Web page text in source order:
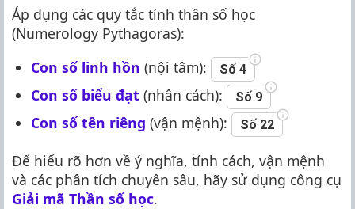
Áp dụng các quy tắc tính thần số học
(Numerology Pythagoras):
Con số linh hồn (nội tâm): Số 4
Con số biểu đạt (nhân cách): Số 9
Con số tên riêng (vận mệnh): Số 22
Để hiểu rõ hơn về ý nghĩa, tính cách, vận mệnh
và các phân tích chuyên sâu, hãy sử dụng công cụ
Giải mã Thần số học.